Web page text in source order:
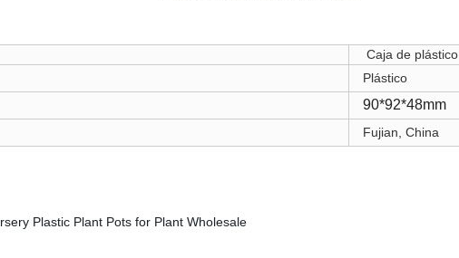
Caja de plástico
Plástico
90*92*48mm
Fujian, China